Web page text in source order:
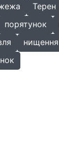
Терен
порятунок
нищення